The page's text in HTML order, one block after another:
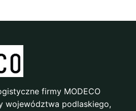
firmy MODECO
województwa podlaskiego,